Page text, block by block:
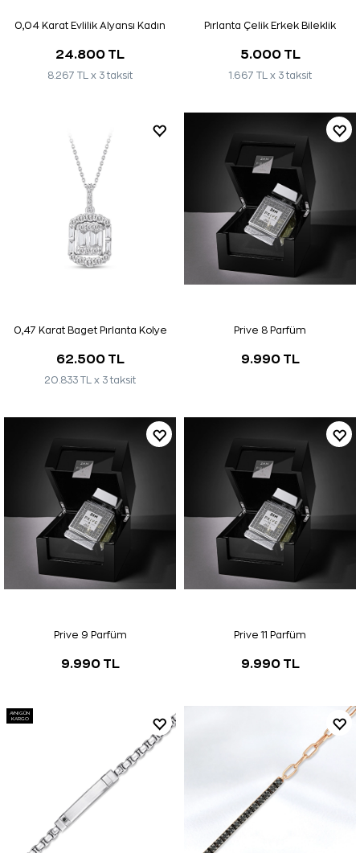
0,04 Karat Evlilik Alyansı Kadın
24.800 TL
8.267 TL x 3 taksit
Pırlanta Çelik Erkek Bileklik
5.000 TL
1.667 TL x 3 taksit
0,47 Karat Baget Pırlanta Kolye
62.500 TL
20.833 TL x 3 taksit
Prive 8 Parfüm
9.990 TL
Prive 9 Parfüm
9.990 TL
Prive 11 Parfüm
9.990 TL
AYNI GÜN
KARGO